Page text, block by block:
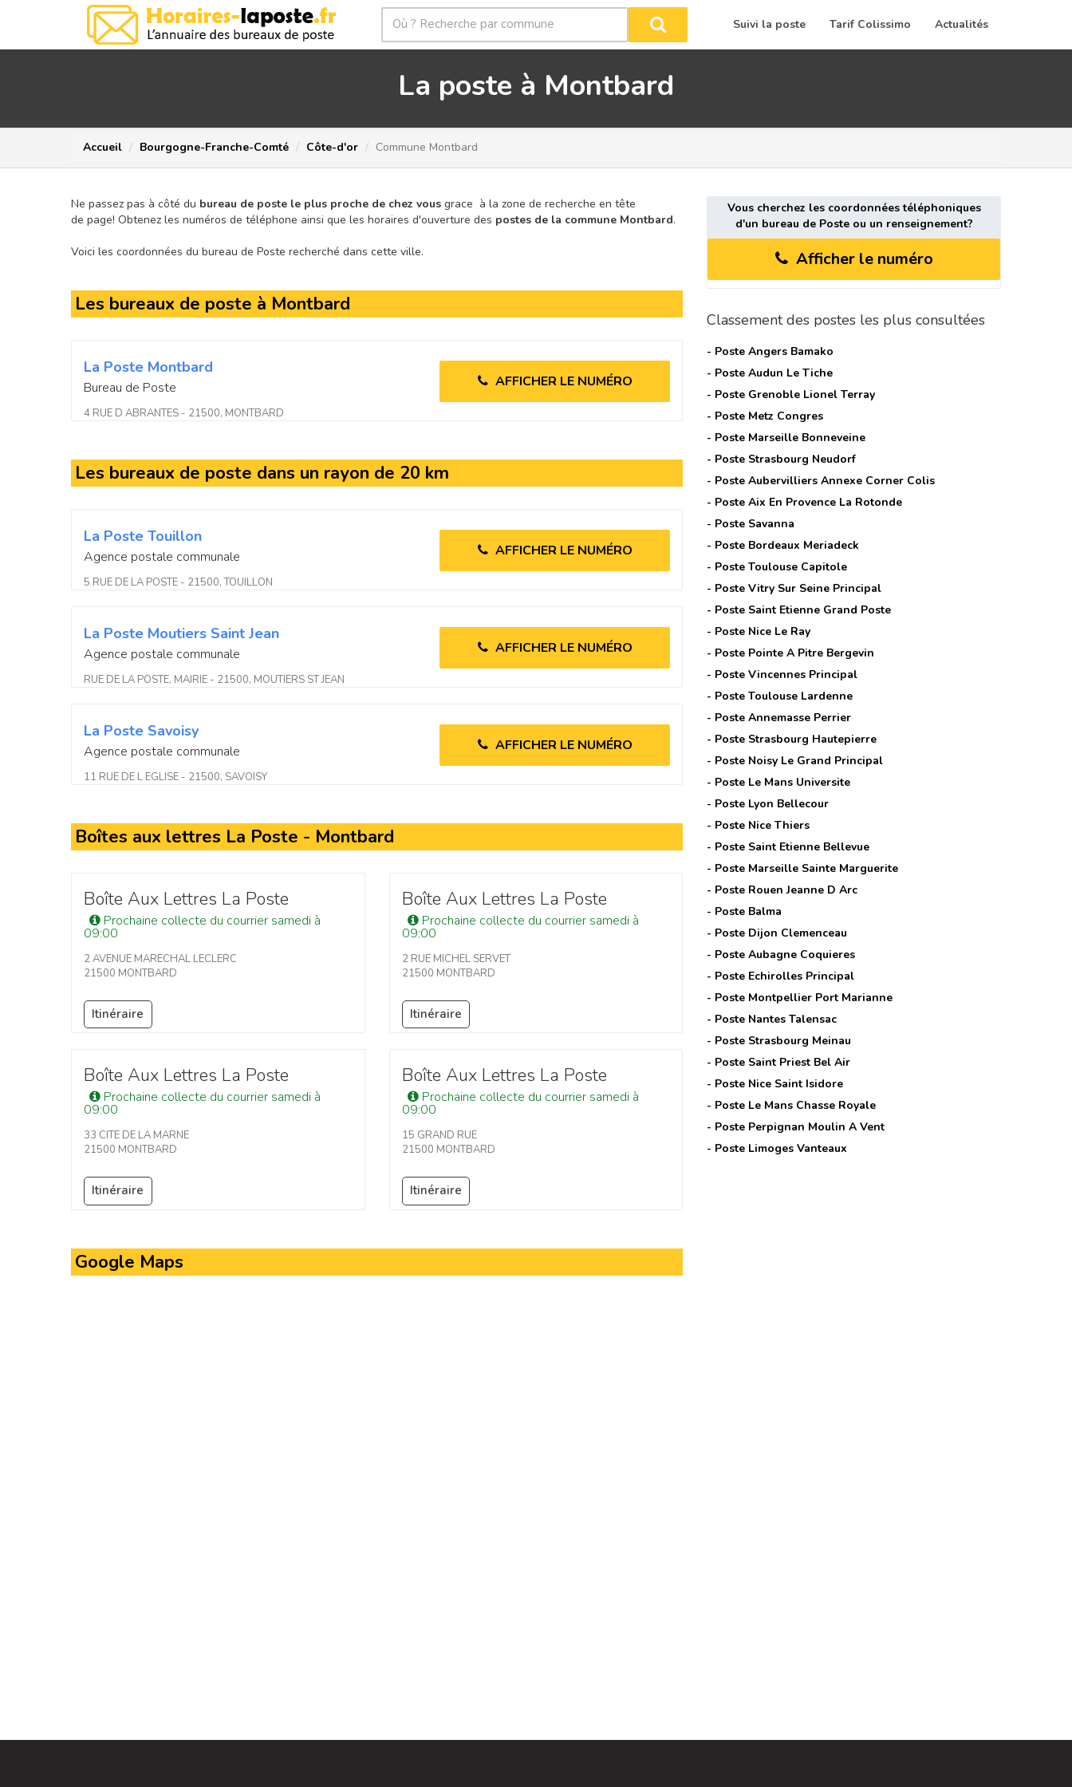
Suivi la poste Tarif Colissimo Actualités
La poste à Montbard
Accueil Bourgogne-Franche-Comté Côte-d'or Commune Montbard
Ne passez pas à côté du bureau de poste le plus proche de chez vous grace à la zone de recherche en tête
de page! Obtenez les numéros de téléphone ainsi que les horaires d'ouverture des postes de la commune Montbard.
Voici les coordonnées du bureau de Poste recherché dans cette ville.
Les bureaux de poste à Montbard
La Poste Montbard
Bureau de Poste
4 RUE D ABRANTES - 21500, MONTBARD
AFFICHER LE NUMÉRO
Les bureaux de poste dans un rayon de 20 km
La Poste Touillon
Agence postale communale
5 RUE DE LA POSTE - 21500, TOUILLON
AFFICHER LE NUMÉRO
La Poste Moutiers Saint Jean
Agence postale communale
RUE DE LA POSTE, MAIRIE - 21500, MOUTIERS ST JEAN
AFFICHER LE NUMÉRO
La Poste Savoisy
Agence postale communale
11 RUE DE L EGLISE - 21500, SAVOISY
AFFICHER LE NUMÉRO
Boîtes aux lettres La Poste - Montbard
Boîte Aux Lettres La Poste
Prochaine collecte du courrier samedi à
09:00
2 AVENUE MARECHAL LECLERC
21500 MONTBARD
Itinéraire
Boîte Aux Lettres La Poste
Prochaine collecte du courrier samedi à
09:00
2 RUE MICHEL SERVET
21500 MONTBARD
Itinéraire
Boîte Aux Lettres La Poste
Prochaine collecte du courrier samedi à
09:00
33 CITE DE LA MARNE
21500 MONTBARD
Itinéraire
Boîte Aux Lettres La Poste
Prochaine collecte du courrier samedi à
09:00
15 GRAND RUE
21500 MONTBARD
Itinéraire
Google Maps
Vous cherchez les coordonnées téléphoniques
d'un bureau de Poste ou un renseignement?
Afficher le numéro
Classement des postes les plus consultées
- PosteAngers Bamako
- PosteAudun Le Tiche
- Poste Grenoble Lionel Terray
- Poste Metz Congres
- Poste Marseille Bonneveine
- Poste Strasbourg Neudorf
- PosteAubervilliers Annexe Corner Colis
- PosteAix En Provence La Rotonde
- Poste Savanna
- Poste Bordeaux Meriadeck
- PosteToulouse Capitole
- PosteVitry Sur Seine Principal
- Poste Saint Etienne Grand Poste
- Poste Nice Le Ray
- Poste Pointe A Pitre Bergevin
- PosteVincennes Principal
- PosteToulouse Lardenne
- PosteAnnemasse Perrier
- Poste Strasbourg Hautepierre
- Poste Noisy Le Grand Principal
- Poste Le Mans Universite
- Poste Lyon Bellecour
- Poste Nice Thiers
- Poste Saint Etienne Bellevue
- Poste Marseille Sainte Marguerite
- Poste Rouen Jeanne D Arc
- Poste Balma
- Poste Dijon Clemenceau
- PosteAubagne Coquieres
- Poste Echirolles Principal
- Poste Montpellier Port Marianne
- Poste Nantes Talensac
- Poste Strasbourg Meinau
- Poste Saint Priest Bel Air
- Poste Nice Saint Isidore
- Poste Le Mans Chasse Royale
- Poste Perpignan Moulin A Vent
- Poste Limoges Vanteaux